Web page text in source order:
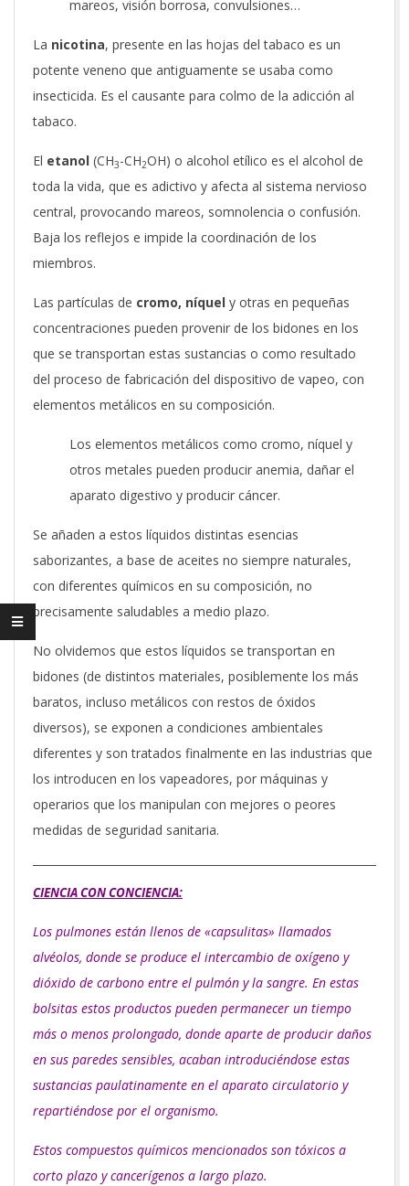
mareos, visión borrosa, convulsiones…
La nicotina, presente en las hojas del tabaco es un
potente veneno que antiguamente se usaba como
insecticida. Es el causante para colmo de la adicción al
tabaco.
El etanol (CH3-CH2OH) o alcohol etílico es el alcohol de
toda la vida, que es adictivo y afecta al sistema nervioso
central, provocando mareos, somnolencia o confusión.
Baja los reflejos e impide la coordinación de los
miembros.
Las partículas de cromo, níquel y otras en pequeñas
concentraciones pueden provenir de los bidones en los
que se transportan estas sustancias o como resultado
del proceso de fabricación del dispositivo de vapeo, con
elementos metálicos en su composición.
Los elementos metálicos como cromo, níquel y
otros metales pueden producir anemia, dañar el
aparato digestivo y producir cáncer.
Se añaden a estos líquidos distintas esencias
saborizantes, a base de aceites no siempre naturales,
con diferentes químicos en su composición, no
precisamente saludables a medio plazo.
No olvidemos que estos líquidos se transportan en
bidones (de distintos materiales, posiblemente los más
baratos, incluso metálicos con restos de óxidos
diversos), se exponen a condiciones ambientales
diferentes y son tratados finalmente en las industrias que
los introducen en los vapeadores, por máquinas y
operarios que los manipulan con mejores o peores
medidas de seguridad sanitaria.
CIENCIA CON CONCIENCIA:
Los pulmones están llenos de «capsulitas» llamados
alvéolos, donde se produce el intercambio de oxígeno y
dióxido de carbono entre el pulmón y la sangre. En estas
bolsitas estos productos pueden permanecer un tiempo
más o menos prolongado, donde aparte de producir daños
en sus paredes sensibles, acaban introduciéndose estas
sustancias paulatinamente en el aparato circulatorio y
repartiéndose por el organismo.
Estos compuestos químicos mencionados son tóxicos a
corto plazo y cancerígenos a largo plazo.